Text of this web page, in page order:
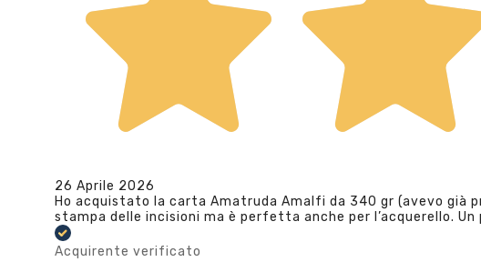
26 Aprile 2026
Ho acquistato la carta Amatruda Amalfi da 340 gr (avevo già
stampa delle incisioni ma è perfetta anche per l’acquerello.
Acquirente verificato